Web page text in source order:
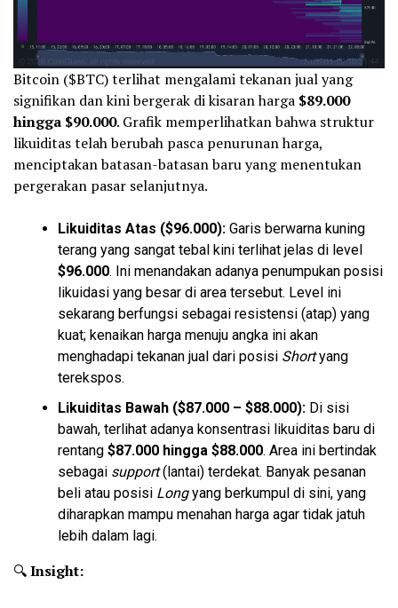
Bitcoin ($BTC) terlihat mengalami tekanan jual yang
signifikan dan kini bergerak di kisaran harga $89.000
hingga $90.000. Grafik memperlihatkan bahwa struktur
likuiditas telah berubah pasca penurunan harga,
menciptakan batasan-batasan baru yang menentukan
pergerakan pasar selanjutnya.
Likuiditas Atas ($96.000): Garis berwarna kuning
terang yang sangat tebal kini terlihat jelas di level
$96.000. Ini menandakan adanya penumpukan posisi
likuidasi yang besar di area tersebut. Level ini
sekarang berfungsi sebagai resistensi (atap) yang
kuat; kenaikan harga menuju angka ini akan
menghadapi tekanan jual dari posisi Shortyang
terekspos.
Likuiditas Bawah ($87.000 – $88.000): Di sisi
bawah, terlihat adanya konsentrasi likuiditas baru di
rentang $87.000 hingga $88.000. Area ini bertindak
sebagai support(lantai) terdekat. Banyak pesanan
beli atau posisi Longyang berkumpul di sini, yang
diharapkan mampu menahan harga agar tidak jatuh
lebih dalam lagi.
🔍Insight: